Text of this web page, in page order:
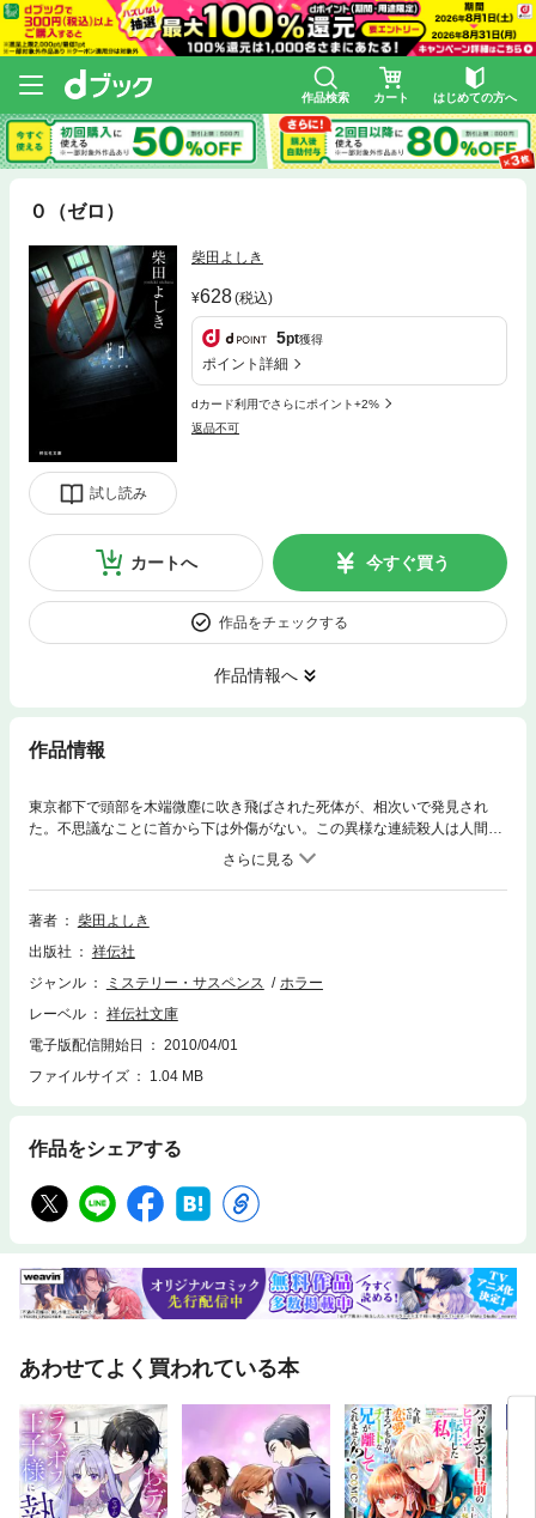
作品検索 カート はじめての方へ
０（ゼロ）
試し読み
柴田よしき
628(税込)
5pt獲得
ポイント詳細
dカード利用でさらにポイント+2%
返品不可
カートへ 今すぐ買う
作品をチェックする
作品情報へ
作品情報
東京都下で頭部を木端微塵に吹き飛ばされた死体が、相次いで発見され
た。不思議なことに首から下は外傷がない。この異様な連続殺人は人間の
仕業か？それとも…。10から０へ。日常に溢れるカウントダウンの数々が
一転、驚天動地の恐怖を生み出す新感覚ホラー！
著者
柴田よしき
出版社
祥伝社
ジャンル
ミステリー・サスペンス
ホラー
レーベル
祥伝社文庫
電子版配信開始日
2010/04/01
ファイルサイズ
1.04 MB
作品をシェアする
あわせてよく買われている本